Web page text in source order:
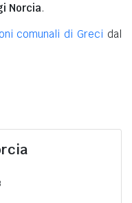
Norcia.
comunali di Greci dal